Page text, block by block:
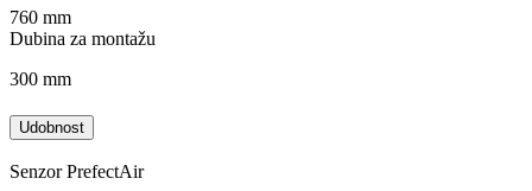
760 mm
Dubina za montažu
300 mm
Udobnost
Senzor PrefectAir